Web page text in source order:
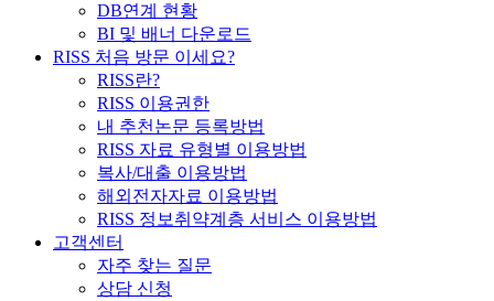
DB연계 현황
BI 및 배너 다운로드
RISS 처음 방문 이세요?
RISS란?
RISS 이용권한
내 추천논문 등록방법
RISS 자료 유형별 이용방법
복사/대출 이용방법
해외전자자료 이용방법
RISS 정보취약계층 서비스 이용방법
고객센터
자주 찾는 질문
상담 신청